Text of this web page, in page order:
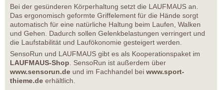
Bei der gesünderen Körperhaltung setzt die LAUFMAUS an.
Das ergonomisch geformte Griffelement für die Hände sorgt
automatisch für eine natürliche Haltung beim Laufen, Walken
und Gehen. Dadurch sollen Gelenkbelastungen verringert und
die Laufstabilität und Laufökonomie gesteigert werden.
SensoRun und LAUFMAUS gibt es als Kooperationspaket im
LAUFMAUS-Shop. SensoRun ist außerdem über
www.sensorun.de und im Fachhandel bei www.sport-
thieme.de erhältlich.